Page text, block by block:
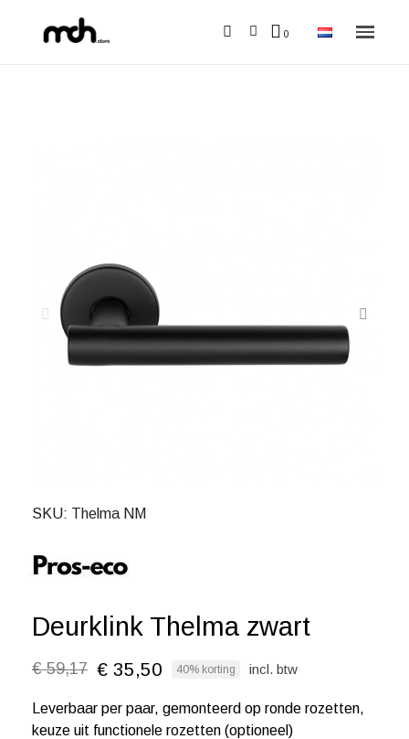
SKU Thelma NM
Deurklink Thelma zwart
€ 59,17 € 35,50 40% korting incl. btw
Leverbaar per paar, gemonteerd op ronde rozetten,
keuze uit functionele rozetten (optioneel)